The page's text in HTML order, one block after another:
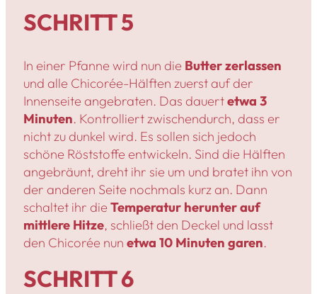
SCHRITT 5
In einer Pfanne wird nun die Butter zerlassen
und alle Chicorée-Hälften zuerst auf der
Innenseite angebraten. Das dauertetwa 3
Minuten. Kontrolliert zwischendurch, dass er
nicht zu dunkel wird. Es sollen sich jedoch
schöne Röststoffe entwickeln. Sind die Hälften
angebräunt, dreht ihr sie um und bratet ihn von
der anderen Seite nochmals kurz an. Dann
schaltet ihr dieTemperatur herunter auf
mittlere Hitze, schließt den Deckel und lasst
den Chicorée nun etwa 10 Minuten garen.
SCHRITT 6